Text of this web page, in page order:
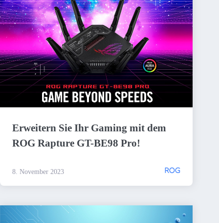
Erweitern Sie Ihr Gaming mit dem
ROG Rapture GT-BE98 Pro!
8. November 2023 ROG